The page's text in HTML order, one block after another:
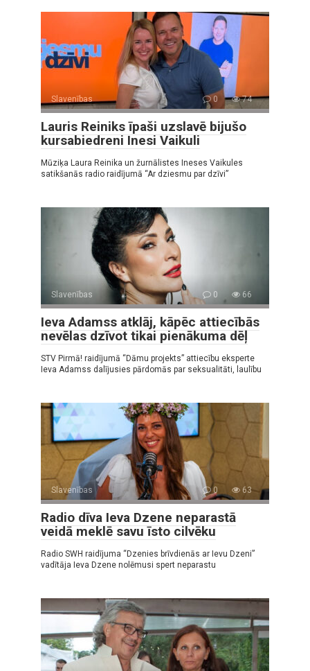
Slavenības 0 74
Lauris Reiniks īpaši uzslavē bijušo
kursabiedreni Inesi Vaikuli
Mūziķa Laura Reinika un žurnālistes Ineses Vaikules
satikšanās radio raidījumā “Ar dziesmu par dzīvi”
Slavenības 0 66
Ieva Adamss atklāj, kāpēc attiecībās
nevēlas dzīvot tikai pienākuma dēļ
STV Pirmā! raidījumā “Dāmu projekts” attiecību eksperte
Ieva Adamss dalījusies pārdomās par seksualitāti, laulību
Slavenības 0 63
Radio dīva Ieva Dzene neparastā
veidā meklē savu īsto cilvēku
Radio SWH raidījuma “Dzenies brīvdienās ar Ievu Dzeni”
vadītāja Ieva Dzene nolēmusi spert neparastu